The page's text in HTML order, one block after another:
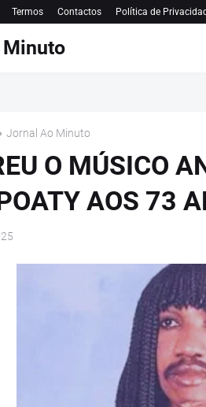
Termos Contactos Política de
Jornal Ao Minuto
O MÚSICO
AOS 73